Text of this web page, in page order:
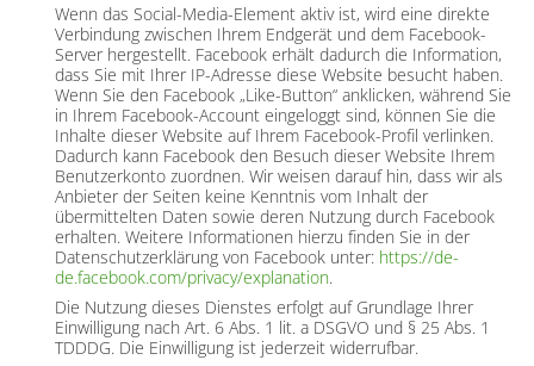
Wenn das Social-Media-Element aktiv ist, wird eine direkte
Verbindung zwischen Ihrem Endgerät und dem Facebook-
Server hergestellt. Facebook erhält dadurch die Information,
dass Sie mit Ihrer IP-Adresse diese Website besucht haben.
Wenn Sie den Facebook „Like-Button“ anklicken, während Sie
in Ihrem Facebook-Account eingeloggt sind, können Sie die
Inhalte dieser Website auf Ihrem Facebook-Profil verlinken.
Dadurch kann Facebook den Besuch dieser Website Ihrem
Benutzerkonto zuordnen. Wir weisen darauf hin, dass wir als
Anbieter der Seiten keine Kenntnis vom Inhalt der
übermittelten Daten sowie deren Nutzung durch Facebook
erhalten. Weitere Informationen hierzu finden Sie in der
Datenschutzerklärung von Facebook unter: https://de-
de.facebook.com/privacy/explanation.
Die Nutzung dieses Dienstes erfolgt auf Grundlage Ihrer
Einwilligung nach Art. 6 Abs. 1 lit. a DSGVO und § 25 Abs. 1
TDDDG. Die Einwilligung ist jederzeit widerrufbar.